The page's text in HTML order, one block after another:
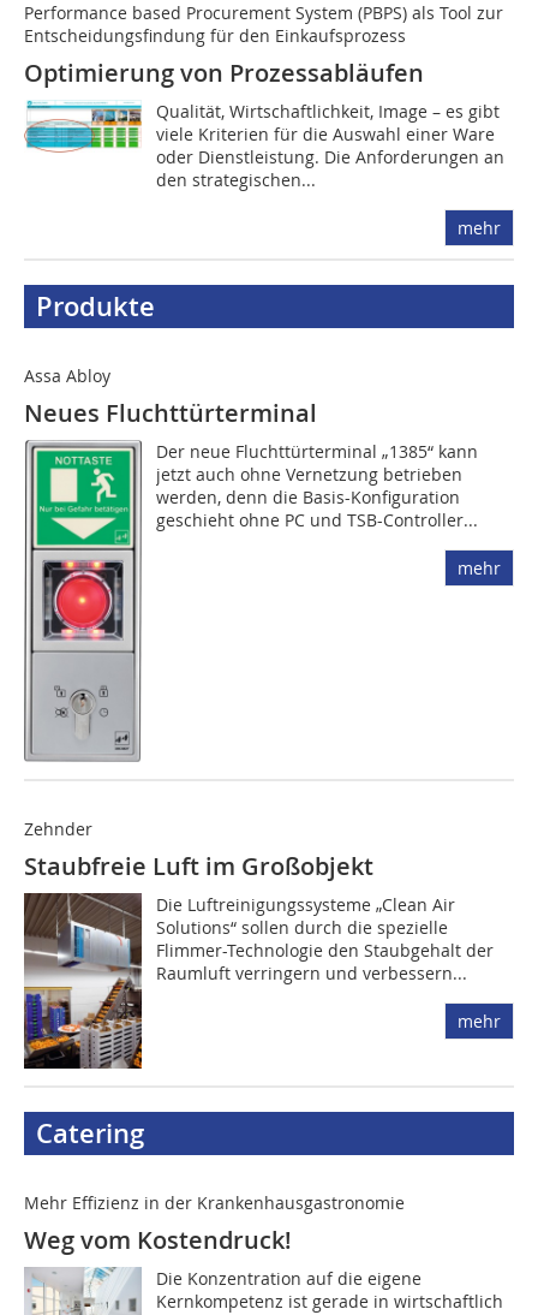
Performance based Procurement System (PBPS) als Tool zur
Entscheidungsfindung für den Einkaufsprozess
Optimierung von Prozessabläufen
Qualität, Wirtschaftlichkeit, Image – es gibt
viele Kriterien für die Auswahl einer Ware
oder Dienstleistung. Die Anforderungen an
den strategischen...
mehr
Produkte
Assa Abloy
Neues Fluchttürterminal
Der neue Fluchttürterminal „1385“ kann
jetzt auch ohne Vernetzung betrieben
werden, denn die Basis-Konfiguration
geschieht ohne PC und TSB-Controller...
mehr
Zehnder
Staubfreie Luft im Großobjekt
Die Luftreinigungssysteme „Clean Air
Solutions“ sollen durch die spezielle
Flimmer-Technologie den Staubgehalt der
Raumluft verringern und verbessern...
mehr
Catering
Mehr Effizienz in der Krankenhausgastronomie
Weg vom Kostendruck!
Die Konzentration auf die eigene
Kernkompetenz ist gerade in wirtschaftlich